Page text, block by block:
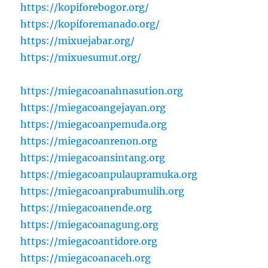
https://kopiforebogor.org/
https://kopiforemanado.org/
https://mixuejabar.org/
https://mixuesumut.org/
https://miegacoanahnasution.org
https://miegacoangejayan.org
https://miegacoanpemuda.org
https://miegacoanrenon.org
https://miegacoansintang.org
https://miegacoanpulaupramuka.org
https://miegacoanprabumulih.org
https://miegacoanende.org
https://miegacoanagung.org
https://miegacoantidore.org
https://miegacoanaceh.org